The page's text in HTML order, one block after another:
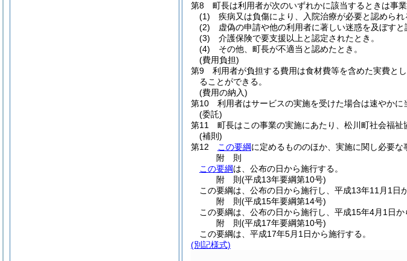
第8 町長は利用者が次のいずれかに該当するときは事業
(1) 疾病又は負傷により、入院治療が必要と認められ
(2) 虚偽の申請や他の利用者に著しい迷惑を及ぼすと
(3) 介護保険で要支援以上と認定されたとき。
(4) その他、町長が不適当と認めたとき。
(費用負担)
第9 利用者が負担する費用は食材費等を含めた実費と
ることができる。
(費用の納入)
第10 利用者はサービスの実施を受けた場合は速やかに
(委託)
第11 町長はこの事業の実施にあたり、松川町社会福祉
(補則)
第12
この要綱に定めるもののほか、実施に関し必要な
附 則
この要綱は、公布の日から施行する。
附 則(平成13年要綱第10号)
この要綱は、公布の日から施行し、平成13年11月1日
附 則(平成15年要綱第14号)
この要綱は、公布の日から施行し、平成15年4月1日か
附 則(平成17年要綱第10号)
この要綱は、平成17年5月1日から施行する。
(別記様式)